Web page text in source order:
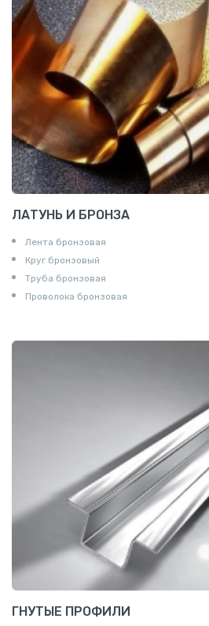
ЛАТУНЬ И БРОНЗА
Лента бронзовая
Круг бронзовый
Труба бронзовая
Проволока бронзовая
ГНУТЫЕ ПРОФИЛИ